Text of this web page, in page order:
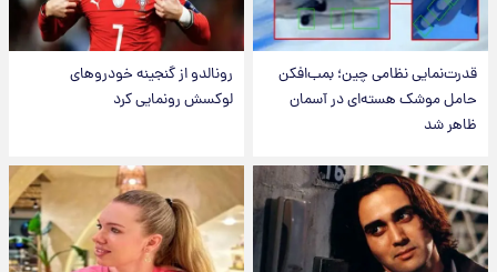
قدرت‌نمایی نظامی چین؛ بمب‌افکن
حامل موشک هسته‌ای در آسمان
ظاهر شد
رونالدو از گنجینه خودروهای
لوکسش رونمایی کرد